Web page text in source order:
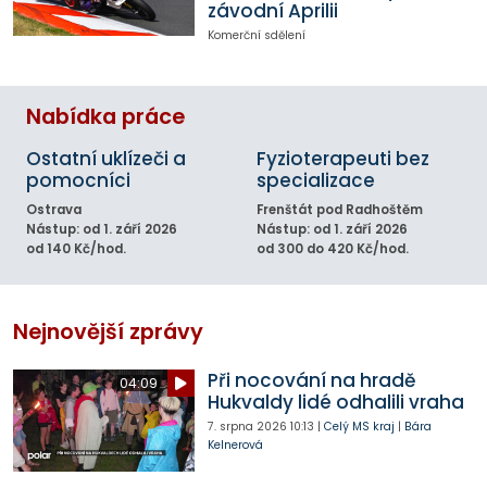
závodní Aprilii
Komerční sdělení
Nabídka práce
Ostatní uklízeči a
pomocníci
Ostrava
Nástup: od 1. září 2026
od 140 Kč/hod.
Fyzioterapeuti bez
specializace
Frenštát pod Radhoštěm
Nástup: od 1. září 2026
od 300 do 420 Kč/hod.
Nejnovější zprávy
04:09
Při nocování na hradě
Hukvaldy lidé odhalili vraha
7. srpna 2026 10:13 | Celý MS kraj | Bára
Kelnerová